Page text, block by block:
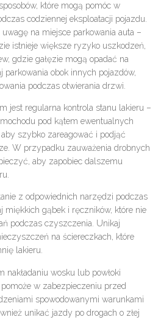
które mogą pomóc w
codziennej eksploatacji pojazdu.
na miejsce parkowania auta –
istnieje większe ryzyko uszkodzeń,
gdzie gałęzie mogą opadać na
parkowania obok innych pojazdów,
podczas otwierania drzwi.
jest regularna kontrola stanu lakieru –
pod kątem ewentualnych
szybko zareagować i podjąć
W przypadku zauważenia drobnych
aby zapobiec dalszemu
z odpowiednich narzędzi podczas
miękkich gąbek i ręczników, które nie
podczas czyszczenia. Unikaj
na ściereczkach, które
lakieru.
nakładaniu wosku lub powłoki
w zabezpieczeniu przed
spowodowanymi warunkami
unikać jazdy po drogach o złej